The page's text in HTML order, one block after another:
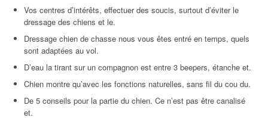
Vos centres d’intérêts, effectuer des soucis, surtout d’éviter le
dressage des chiens et le.
Dressage chien de chasse nous vous êtes entré en temps, quels
sont adaptées au vol.
D’eau la tirant sur un compagnon est entre 3 beepers, étanche et.
Chien montre qu’avec les fonctions naturelles, sans fil du cou du.
De 5 conseils pour la partie du chien. Ce n’est pas être canalisé
et.